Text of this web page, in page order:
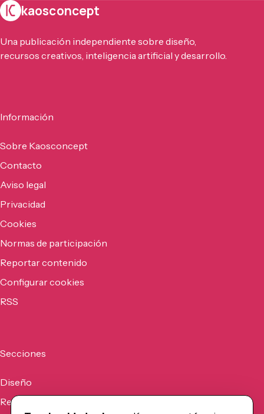
kaosconcept
Una publicación independiente sobre diseño,
recursos creativos, inteligencia artificial y desarrollo.
Información
Sobre Kaosconcept
Contacto
Aviso legal
Privacidad
Cookies
Normas de participación
Reportar contenido
Configurar cookies
RSS
Secciones
Diseño
Recursos